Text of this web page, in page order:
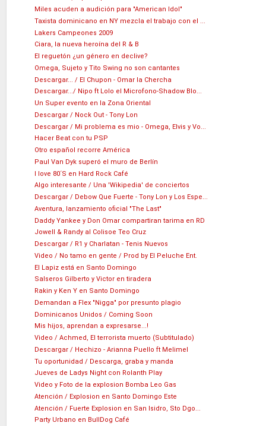
Miles acuden a audición para "American Idol"
Taxista dominicano en NY mezcla el trabajo con el ...
Lakers Campeones 2009
Ciara, la nueva heroína del R & B
El reguetón ¿un género en declive?
Omega, Sujeto y Tito Swing no son cantantes
Descargar... / El Chupon - Omar la Chercha
Descargar.../ Nipo ft Lolo el Microfono-Shadow Blo...
Un Super evento en la Zona Oriental
Descargar / Nock Out - Tony Lon
Descargar / Mi problema es mio - Omega, Elvis y Vo...
Hacer Beat con tu PSP
Otro español recorre América
Paul Van Dyk superó el muro de Berlín
I love 80´S en Hard Rock Café
Algo interesante / Una 'Wikipedia' de conciertos
Descargar / Debow Que Fuerte - Tony Lon y Los Espe...
Aventura, lanzamiento oficial "The Last"
Daddy Yankee y Don Omar compartiran tarima en RD
Jowell & Randy al Colisoe Teo Cruz
Descargar / R1 y Charlatan - Tenis Nuevos
Video / No tamo en gente / Prod by El Peluche Ent.
El Lapiz está en Santo Domingo
Salseros Gilberto y Victor en tiradera
Rakin y Ken Y en Santo Domingo
Demandan a Flex "Nigga" por presunto plagio
Dominicanos Unidos / Coming Soon
Mis hijos, aprendan a expresarse...!
Video / Achmed, El terrorista muerto (Subtitulado)
Descargar / Hechizo - Arianna Puello ft Melimel
Tu oportunidad / Descarga, graba y manda
Jueves de Ladys Night con Rolanth Play
Video y Foto de la explosion Bomba Leo Gas
Atención / Explosion en Santo Domingo Este
Atención / Fuerte Explosion en San Isidro, Sto Dgo...
Party Urbano en BullDog Café